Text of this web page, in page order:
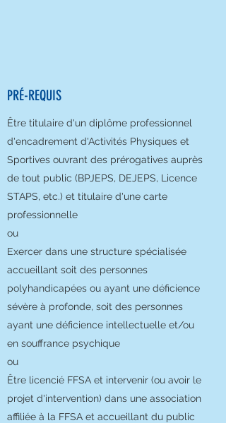
PRÉ-REQUIS
Être titulaire d'un diplôme professionnel
d'encadrement d'Activités Physiques et
Sportives ouvrant des prérogatives auprès
de tout public (BPJEPS, DEJEPS, Licence
STAPS, etc.) et titulaire d'une carte
professionnelle
ou​
Exercer dans une structure spécialisée
accueillant soit des personnes
polyhandicapées ou ayant une déficience
sévère à profonde, soit des personnes
ayant une déficience intellectuelle et/ou
en souffrance psychique
ou​
Être licencié FFSA et intervenir (ou avoir le
projet d'intervention) dans une association
affiliée à la FFSA et accueillant du public